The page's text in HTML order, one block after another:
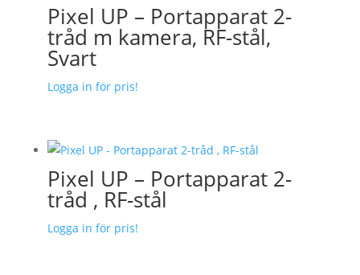
Pixel UP – Portapparat 2-
tråd m kamera, RF-stål,
Svart
Logga in för pris!
Pixel UP – Portapparat 2-
tråd , RF-stål
Logga in för pris!